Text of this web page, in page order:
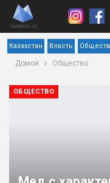
Казахстан Власть
Домой Общество
ОБЩЕСТВО